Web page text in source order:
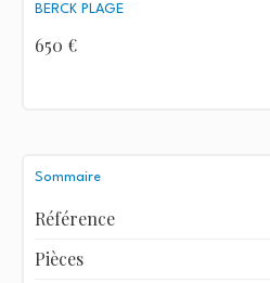
BERCK PLAGE
650 €
Sommaire
Référence
Pièces